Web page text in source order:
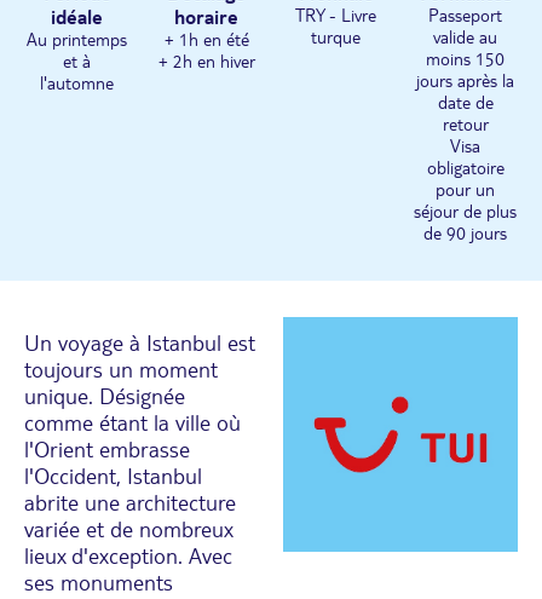
idéale
Au printemps
et à
l'automne
horaire
+ 1h en été
+ 2h en hiver
TRY - Livre
turque
Passeport
valide au
moins 150
jours après la
date de
retour
Visa
obligatoire
pour un
séjour de plus
de 90 jours
Un voyage à Istanbul est
toujours un moment
unique. Désignée
comme étant la ville où
l'Orient embrasse
l'Occident, Istanbul
abrite une architecture
variée et de nombreux
lieux d'exception. Avec
ses monuments